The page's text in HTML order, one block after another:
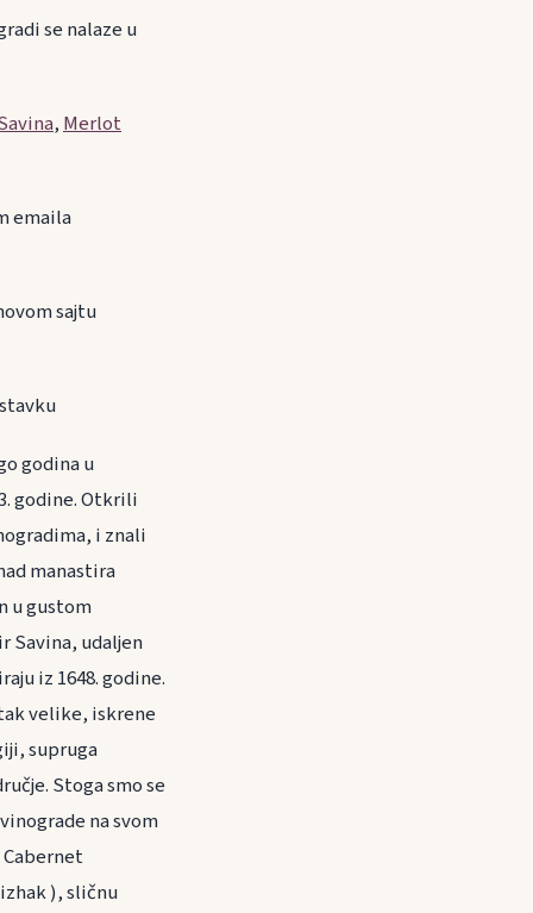
se nalaze u
, Merlot
emaila
sajtu
godina u
godine. Otkrili
i znali
manastira
u gustom
Savina, udaljen
iz 1648. godine.
velike, iskrene
supruga
Stoga smo se
na svom
), sličnu